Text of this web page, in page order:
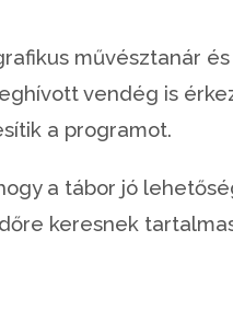
művésztanár és
vendég is
a programot.
a tábor jó
keresnek